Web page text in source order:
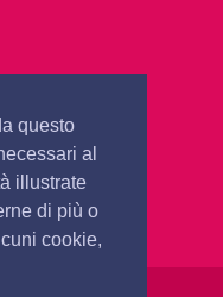
questo
al
illustrate
di più o
cookie,